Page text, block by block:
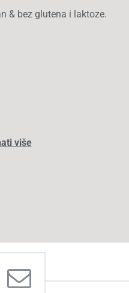
& bez glutena i laktoze.
više